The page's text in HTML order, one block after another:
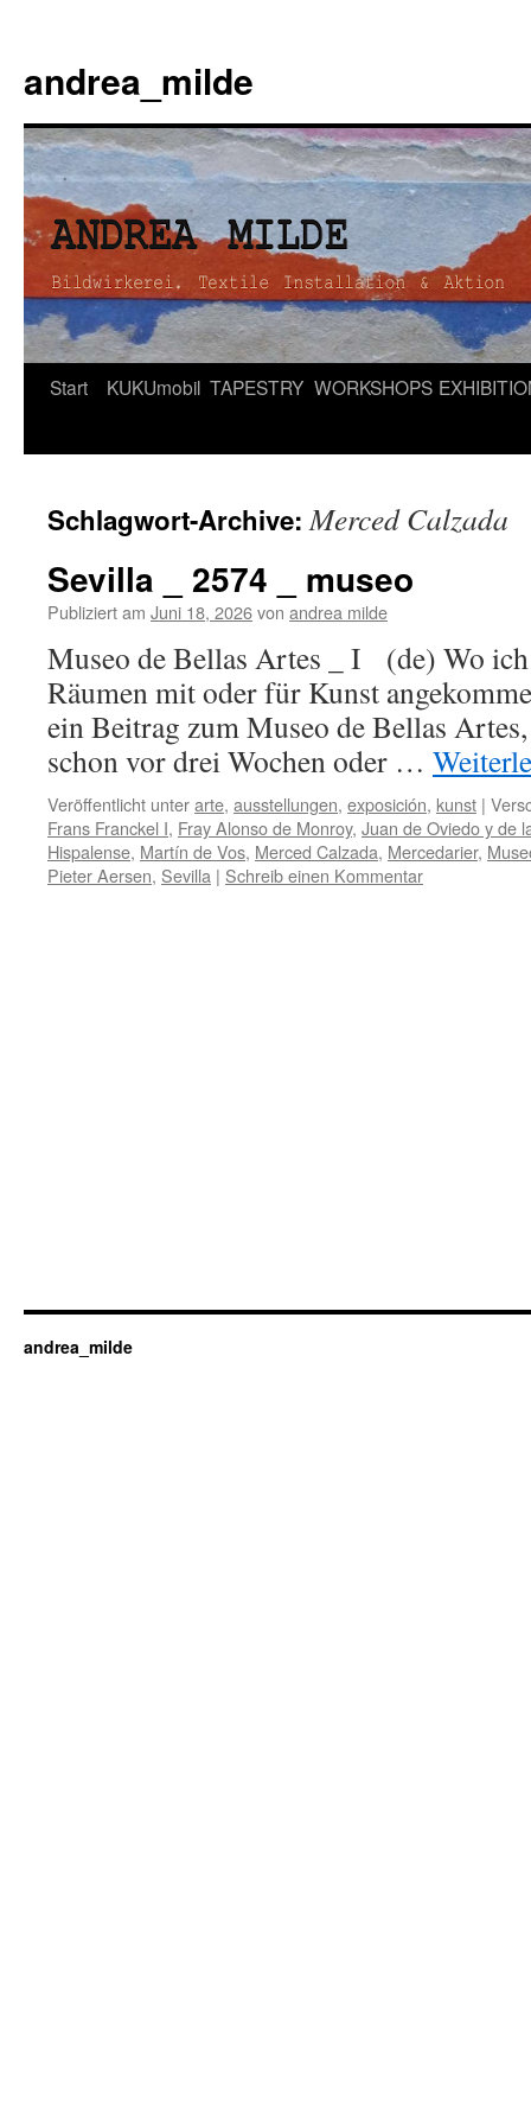
andrea_milde
Zum
Start KUKUmobil TAPESTRY WORKSHOPS
Schlagwort-Archive:Merced Calzada
Sevilla _ 2574 _ museo
Publiziert am Juni 18, 2026von andrea milde
Museo de Bellas Artes _ I (de) Wo ich
Räumen mit oder für Kunst
ein Beitrag zum Museo de Bellas
schon vor drei Wochen oder …
Veröffentlicht unterarte, ausstellungen, exposición, kunst |
Frans Franckel I, Fray Alonso de Monroy, Juan de Oviedo y de
Hispalense, Martín de Vos, Merced Calzada, Mercedarier,
Pieter Aersen, Sevilla | Schreib einen Kommentar
andrea_milde